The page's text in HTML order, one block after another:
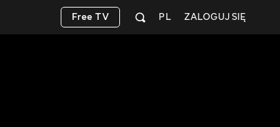
ZALOGUJ SIĘ
PL
Free TV